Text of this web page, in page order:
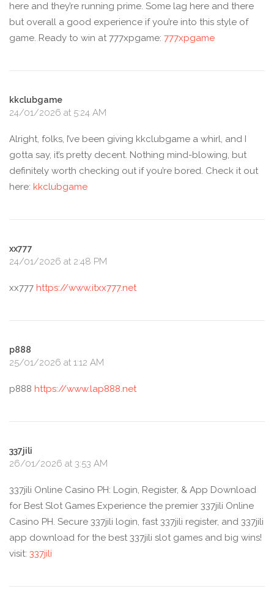
here and they’re running prime. Some lag here and there
but overall a good experience if you’re into this style of
game. Ready to win at 777xpgame: 777xpgame
kkclubgame
24/01/2026 at 5:24 AM
Alright, folks, I’ve been giving kkclubgame a whirl, and I
gotta say, it’s pretty decent. Nothing mind-blowing, but
definitely worth checking out if you’re bored. Check it out
here: kkclubgame
xx777
24/01/2026 at 2:48 PM
xx777 https://www.itxx777.net
p888
25/01/2026 at 1:12 AM
p888 https://www.lap888.net
337jili
26/01/2026 at 3:53 AM
337jili Online Casino PH: Login, Register, & App Download
for Best Slot Games Experience the premier 337jili Online
Casino PH. Secure 337jili login, fast 337jili register, and 337jili
app download for the best 337jili slot games and big wins!
visit: 337jili